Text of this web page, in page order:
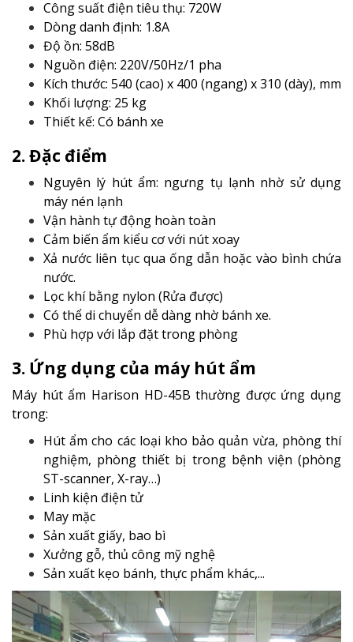
Công suất điện tiêu thụ: 720W
Dòng danh định: 1.8A
Độ ồn: 58dB
Nguồn điện: 220V/50Hz/1 pha
Kích thước: 540 (cao) x 400 (ngang) x 310 (dày), mm
Khối lượng: 25 kg
Thiết kế: Có bánh xe
2. Đặc điểm
Nguyên lý hút ẩm: ngưng tụ lạnh nhờ sử dụng
máy nén lạnh
Vận hành tự động hoàn toàn
Cảm biến ẩm kiểu cơ với nút xoay
Xả nước liên tục qua ống dẫn hoặc vào bình chứa
nước.
Lọc khí bằng nylon (Rửa được)
Có thể di chuyển dễ dàng nhờ bánh xe.
Phù hợp với lắp đặt trong phòng
3. Ứng dụng của máy hút ẩm
Máy hút ẩm Harison HD-45B thường được ứng dụng
trong:
Hút ẩm cho các loại kho bảo quản vừa, phòng thí
nghiệm, phòng thiết bị trong bệnh viện (phòng
ST-scanner, X-ray…)
Linh kiện điện tử
May mặc
Sản xuất giấy, bao bì
Xưởng gỗ, thủ công mỹ nghệ
Sản xuất kẹo bánh, thực phẩm khác,...